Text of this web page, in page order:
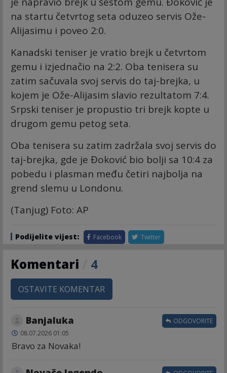
na startu četvrtog seta oduzeo servis Ože-
Alijasimu i poveo 2:0.
Kanadski teniser je vratio brejk u četvrtom
gemu i izjednačio na 2:2. Oba tenisera su
zatim sačuvala svoj servis do taj-brejka, u
kojem je Ože-Alijasim slavio rezultatom 7:4.
Srpski teniser je propustio tri brejk kopte u
drugom gemu petog seta.
Oba tenisera su zatim zadržala svoj servis do
taj-brejka, gde je Đoković bio bolji sa 10:4 za
pobedu i plasman među četiri najbolja na
grend slemu u Londonu.
(Tanjug) Foto: AP
Podijelite vijest: Facebook Twitter
Komentari 4
OSTAVITE KOMENTAR
Banjaluka
08.07.2026 01:05
Bravo za Novaka!
ODGOVORITE